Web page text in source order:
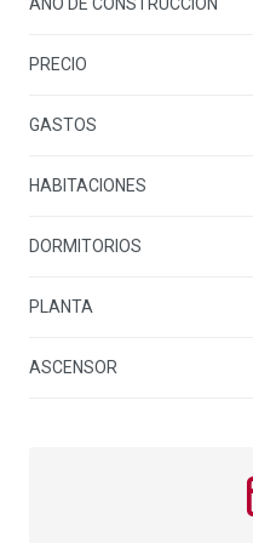
PRECIO
GASTOS
HABITACIONES
DORMITORIOS
PLANTA
ASCENSOR